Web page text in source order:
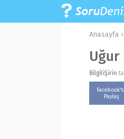
Anasayfa ›
Uğur
BilgiliŞirin
Paylaş